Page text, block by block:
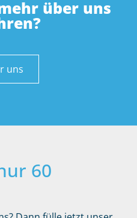
über uns
uns
60